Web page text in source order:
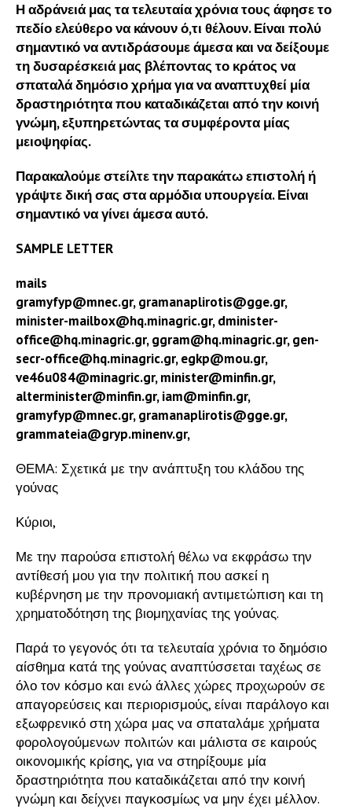
Η αδράνειά μας τα τελευταία χρόνια τους άφησε το
πεδίο ελεύθερο να κάνουν ό,τι θέλουν. Είναι πολύ
σημαντικό να αντιδράσουμε άμεσα και να δείξουμε
τη δυσαρέσκειά μας βλέποντας το κράτος να
σπαταλά δημόσιο χρήμα για να αναπτυχθεί μία
δραστηριότητα που καταδικάζεται από την κοινή
γνώμη, εξυπηρετώντας τα συμφέροντα μίας
μειοψηφίας.
Παρακαλούμε στείλτε την παρακάτω επιστολή ή
γράψτε δική σας στα αρμόδια υπουργεία. Είναι
σημαντικό να γίνει άμεσα αυτό.
SAMPLE LETTER
mails
gramyfyp@mnec.gr, gramanaplirotis@gge.gr,
minister-mailbox@hq.minagric.gr, dminister-
office@hq.minagric.gr, ggram@hq.minagric.gr, gen-
secr-office@hq.minagric.gr, egkp@mou.gr,
ve46u084@minagric.gr, minister@minfin.gr,
alterminister@minfin.gr, iam@minfin.gr,
gramyfyp@mnec.gr, gramanaplirotis@gge.gr,
grammateia@gryp.minenv.gr,
ΘΕΜΑ: Σχετικά με την ανάπτυξη του κλάδου της
γούνας
Κύριοι,
Με την παρούσα επιστολή θέλω να εκφράσω την
αντίθεσή μου για την πολιτική που ασκεί η
κυβέρνηση με την προνομιακή αντιμετώπιση και τη
χρηματοδότηση της βιομηχανίας της γούνας.
Παρά το γεγονός ότι τα τελευταία χρόνια το δημόσιο
αίσθημα κατά της γούνας αναπτύσσεται ταχέως σε
όλο τον κόσμο και ενώ άλλες χώρες προχωρούν σε
απαγορεύσεις και περιορισμούς, είναι παράλογο και
εξωφρενικό στη χώρα μας να σπαταλάμε χρήματα
φορολογούμενων πολιτών και μάλιστα σε καιρούς
οικονομικής κρίσης, για να στηρίξουμε μία
δραστηριότητα που καταδικάζεται από την κοινή
γνώμη και δείχνει παγκοσμίως να μην έχει μέλλον.